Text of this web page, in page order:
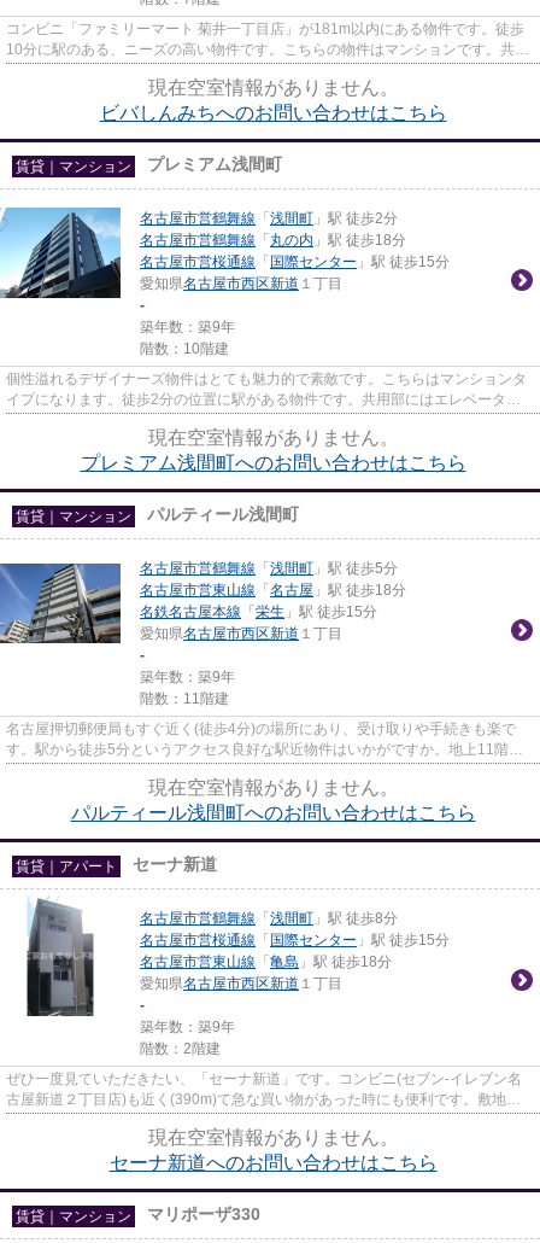
コンビニ「ファミリーマート 菊井一丁目店」が181m以内にある物件です。徒歩
10分に駅のある、ニーズの高い物件です。こちらの物件はマンションです。共用
現在空室情報がありません。
ビバしんみちへのお問い合わせはこちら
賃貸｜マンション プレミアム浅間町
名古屋市営鶴舞線 「 浅間町 」駅 徒歩2分
名古屋市営鶴舞線 「 丸の内 」駅 徒歩18分
名古屋市営桜通線 「 国際センター 」駅 徒歩15分
愛知県名古屋市西区新道 １丁目
-
築年数：築9年
階数：10階建
個性溢れるデザイナーズ物件はとても魅力的で素敵です。こちらはマンションタ
イプになります。徒歩2分の位置に駅がある物件です。共用部にはエレベータ・
現在空室情報がありません。
プレミアム浅間町へのお問い合わせはこちら
賃貸｜マンション パルティール浅間町
名古屋市営鶴舞線 「 浅間町 」駅 徒歩5分
名古屋市営東山線 「 名古屋 」駅 徒歩18分
名鉄名古屋本線 「 栄生 」駅 徒歩15分
愛知県名古屋市西区新道 １丁目
-
築年数：築9年
階数：11階建
名古屋押切郵便局もすぐ近く(徒歩4分)の場所にあり、受け取りや手続きも楽で
す。駅から徒歩5分というアクセス良好な駅近物件はいかがですか。地上11階建
現在空室情報がありません。
パルティール浅間町へのお問い合わせはこちら
賃貸｜アパート セーナ新道
名古屋市営鶴舞線 「 浅間町 」駅 徒歩8分
名古屋市営桜通線 「 国際センター 」駅 徒歩15分
名古屋市営東山線 「 亀島 」駅 徒歩18分
愛知県名古屋市西区新道 １丁目
-
築年数：築9年
階数：2階建
ぜひ一度見ていただきたい、「セーナ新道」です。コンビニ(セブン-イレブン名
古屋新道２丁目店)も近く(390m)て急な買い物があった時にも便利です。敷地内
現在空室情報がありません。
セーナ新道へのお問い合わせはこちら
賃貸｜マンション マリポーザ330